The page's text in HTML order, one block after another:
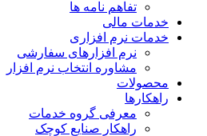
تفاهم نامه ها
خدمات مالی
خدمات نرم افزاری
نرم‌‍‍‍‌ افزار‌های سفارشی
مشاوره انتخاب نرم افزار
محصولات
راهکارها
معرفی گروه خدمات
راهکار صنایع کوچک